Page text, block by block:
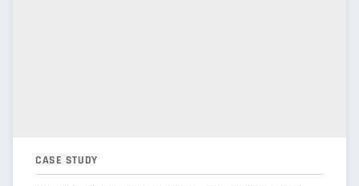
CASE STUDY